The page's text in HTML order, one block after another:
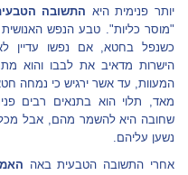
יותר פנימית היא התשובה
"מוסר כליות". טבע הנפש
כשנפל בחטא, אם נפשו עדיין
הישרות מדאיב את לבבו והוא
המעוות, עד אשר ירגיש כי נמחה
מאד, תלוי הוא בתנאים רבים
שחובה היא להשמר מהם, אבל מכל
נשען עליהם.
אחרי התשובה הטבעית באה